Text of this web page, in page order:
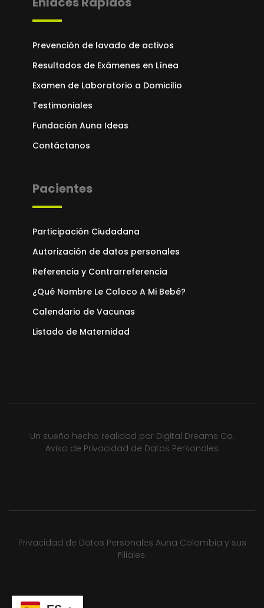
Prevención de lavado de activos
Resultados de Exámenes en Línea
Examen de Laboratorio a Domicilio
Testimoniales
Fundación Auna Ideas
Contáctanos
Pacientes
Participación Ciudadana
Autorización de datos personales
Referencia y Contrarreferencia
¿Qué Nombre Le Coloco A Mi Bebé?
Calendario de Vacunas
Listado de Maternidad
Un sueño hecho realidad por Digital Dreams Co.
Aviso de Privacidad de Datos Personales
Privacidad de Datos Personales Auna Colombia y sus
Filiales.